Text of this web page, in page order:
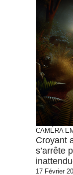
CAMÉRA
Croyant
s’arrête
17 Février